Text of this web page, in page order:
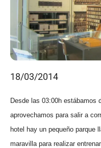
18/03/2014
Desde las 03:00h
aprovechamos para salir a
hotel hay un pequeño parque
maravilla para realizar